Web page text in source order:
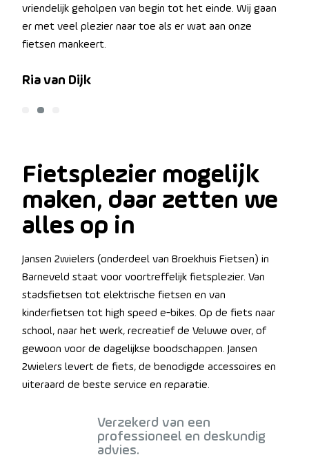
vriendelijk geholpen van begin tot het einde. Wij gaan
er met veel plezier naar toe als er wat aan onze
fietsen mankeert.
Ria van Dijk
Fietsplezier mogelijk
maken, daar zetten we
alles op in
Jansen 2wielers (onderdeel van Broekhuis Fietsen) in
Barneveld staat voor voortreffelijk fietsplezier. Van
stadsfietsen tot elektrische fietsen en van
kinderfietsen tot high speed e-bikes. Op de fiets naar
school, naar het werk, recreatief de Veluwe over, of
gewoon voor de dagelijkse boodschappen. Jansen
2wielers levert de fiets, de benodigde accessoires en
uiteraard de beste service en reparatie.
Verzekerd van een
professioneel en deskundig
advies.